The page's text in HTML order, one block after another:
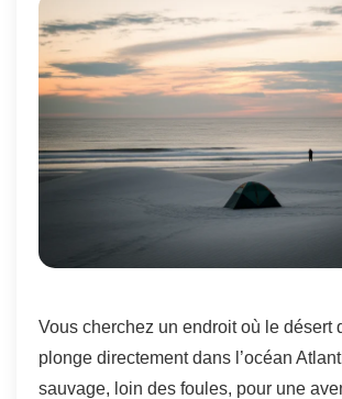
Vous cherchez un endroit où le désert
plonge directement dans l’océan
sauvage, loin des foules, pour une